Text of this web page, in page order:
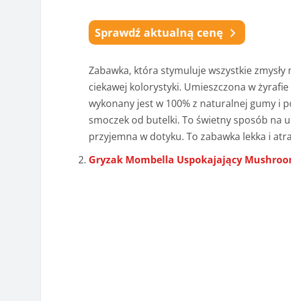
Sprawdź aktualną cenę
Zabawka, która stymuluje wszystkie
ciekawej kolorystyki. Umieszczona w
wykonany jest w 100% z naturalnej gumy i
smoczek od butelki. To świetny sposób na
przyjemna w dotyku. To zabawka lekka i
Gryzak Mombella Uspokajający